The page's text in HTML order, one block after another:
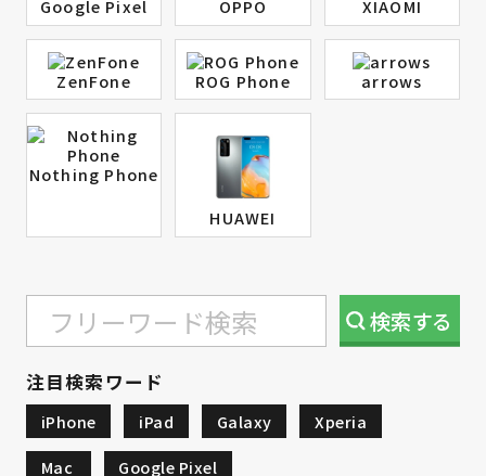
Google Pixel OPPO XIAOMI
ZenFone ROG Phone arrows
Nothing Phone
HUAWEI
検索する
注目検索ワード
iPhone iPad Galaxy Xperia
Mac Google Pixel